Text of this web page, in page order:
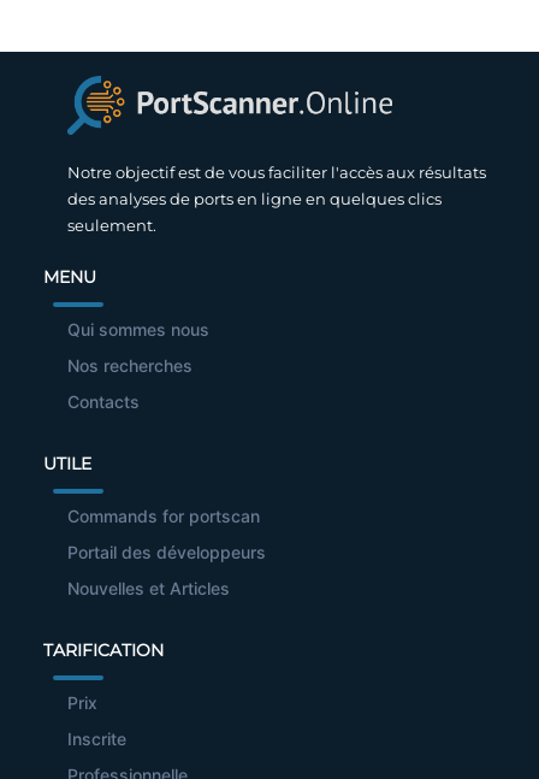
Notre objectif est de vous faciliter l'accès aux résultats
des analyses de ports en ligne en quelques clics
seulement.
MENU
Qui sommes nous
Nos recherches
Contacts
UTILE
Commands for portscan
Portail des développeurs
Nouvelles et Articles
TARIFICATION
Prix
Inscrite